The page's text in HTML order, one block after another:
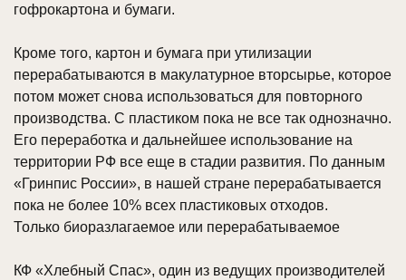
гофрокартона и бумаги.
Кроме того, картон и бумага при утилизации
перерабатываются в макулатурное вторсырье, которое
потом может снова использоваться для повторного
производства. С пластиком пока не все так однозначно.
Его переработка и дальнейшее использование на
территории РФ все еще в стадии развития. По данным
«Гринпис России», в нашей стране перерабатывается
пока не более 10% всех пластиковых отходов.
Только биоразлагаемое или перерабатываемое
КФ «Хлебный Спас», один из ведущих производителей